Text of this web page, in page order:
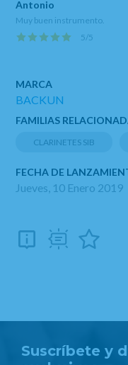
Antonio
Muy buen instrumento.
5/5
MARCA
BACKUN
FAMILIAS
CLARINETES SIB
FECHA DE
Jueves, 10 Enero 2019
Suscríbete y